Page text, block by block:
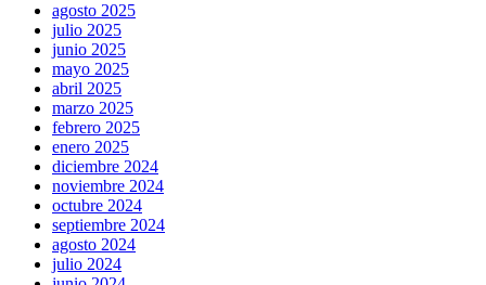
agosto 2025
julio 2025
junio 2025
mayo 2025
abril 2025
marzo 2025
febrero 2025
enero 2025
diciembre 2024
noviembre 2024
octubre 2024
septiembre 2024
agosto 2024
julio 2024